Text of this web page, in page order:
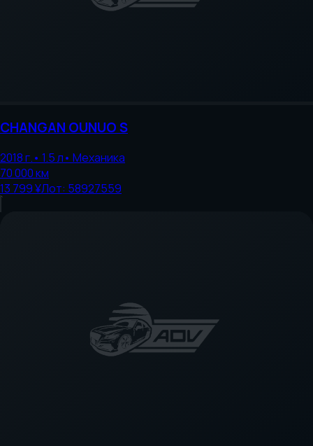
CHANGAN OUNUO S
2018г.• 1.5л• Механика
70 000км
13 799 ¥Лот: 58927559